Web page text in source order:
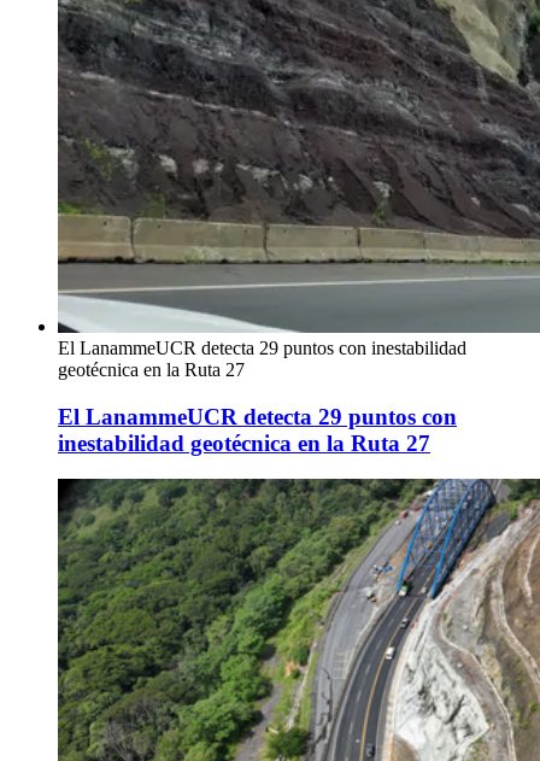
El LanammeUCR detecta 29 puntos con inestabilidad
geotécnica en la Ruta 27
El LanammeUCR detecta 29 puntos con
inestabilidad geotécnica en la Ruta 27